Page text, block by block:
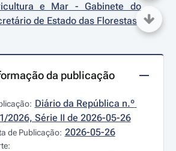
e Mar - Gabinete do
de Estado das Florestas
da publicação
Diário da República n.º
2026, Série II de 2026-05-26
de Publicação: 2026-05-26